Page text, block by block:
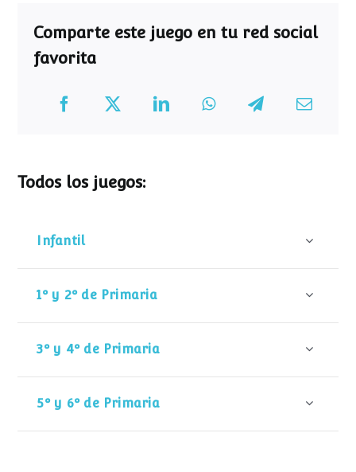
Comparte este juego en tu red social
favorita
Todos los juegos:
Infantil
1º y 2º de Primaria
3º y 4º de Primaria
5º y 6º de Primaria